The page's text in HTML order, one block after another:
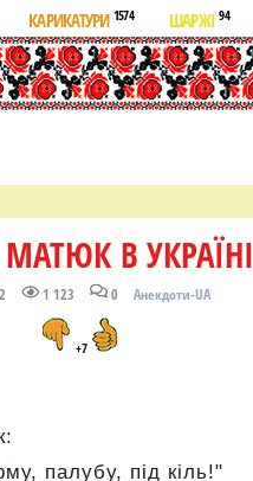
КАРИКАТУРИ 1574 ШАРЖІ94
В УКРАЇНІ
1 123 0 Анекдоти-UA
+7
палубу, під кіль!"